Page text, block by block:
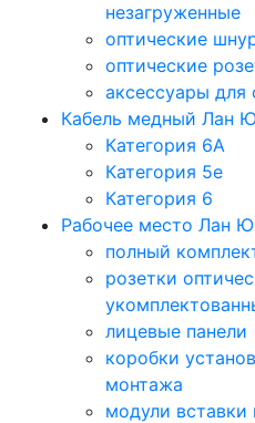
незагруженные
оптические
оптические
аксессуары для
Кабель медный Лан
Категория 6A
Категория 5e
Категория 6
Рабочее место Лан
полный
розетки
лицевые панели
коробки
монтажа
модули